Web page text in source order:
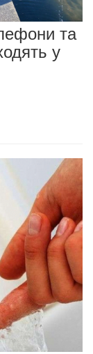
та
у